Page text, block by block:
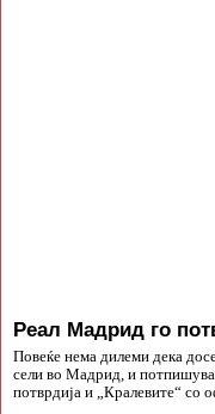
Реал Мадрид го
Повеќе нема дилеми дека
сели во Мадрид, и потпишува
потврдија и „Кралевите“ со